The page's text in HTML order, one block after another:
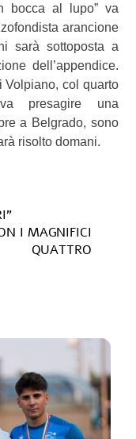
bocca al lupo” va
arancione
sarà sottoposta a
dell’appendice.
Volpiano, col quarto
presagire una
a Belgrado, sono
risolto domani.
I MAGNIFICI
QUATTRO